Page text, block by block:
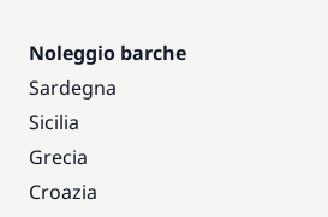
Noleggio barche
Sardegna
Sicilia
Grecia
Croazia